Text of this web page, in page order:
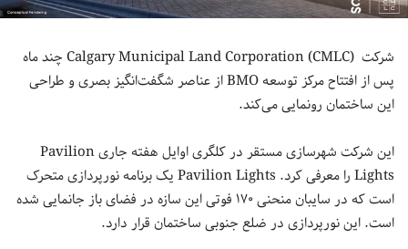
شرکت Calgary Municipal Land Corporation (CMLC) چند ماه
پس از افتتاح مرکز توسعه BMO از عناصر شگفت‌انگیز بصری و طراحی
این ساختمان رونمایی می‌کند.
این شرکت شهرسازی مستقر در کلگری اوایل هفته جاری Pavilion
Lights را معرفی کرد. Pavilion Lights یک برنامه نورپردازی متحرک
است که در سایبان منحنی ۱۷۰ فوتی این سازه در فضای باز جانمایی شده
است. این نورپردازی در ضلع جنوبی ساختمان قرار دارد.